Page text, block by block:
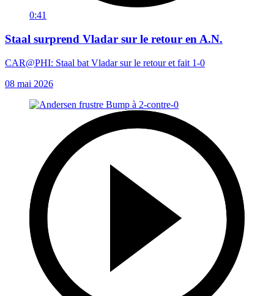
0:41
Staal surprend Vladar sur le retour en A.N.
CAR@PHI: Staal bat Vladar sur le retour et fait 1-0
08 mai 2026